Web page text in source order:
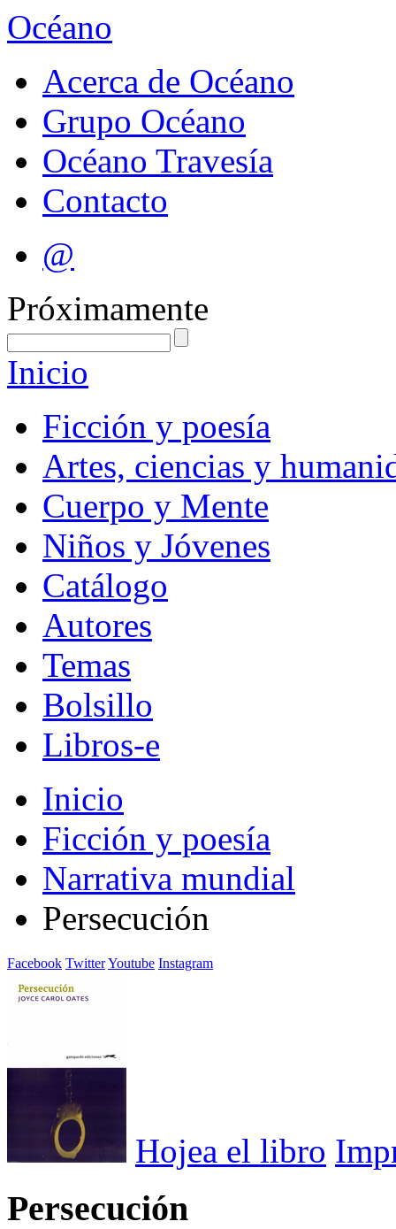
Océano
Acerca de Océano
Grupo Océano
Océano Travesía
Contacto
@
Próximamente
Inicio
Ficción y poesía
Artes, ciencias y
Cuerpo y Mente
Niños y Jóvenes
Catálogo
Autores
Temas
Bolsillo
Libros-e
Inicio
Ficción y poesía
Narrativa mundial
Persecución
Facebook TwitterYoutube Instagram
Hojea el libro
Persecución